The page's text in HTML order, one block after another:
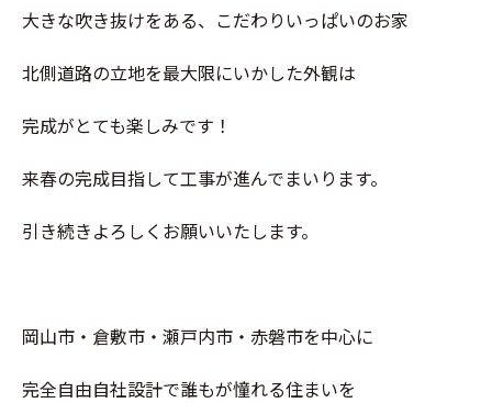
大きな吹き抜けをある、こだわりいっぱいのお家
北側道路の立地を最大限にいかした外観は
完成がとても楽しみです！
来春の完成目指して工事が進んでまいります。
引き続きよろしくお願いいたします。
岡山市・倉敷市・瀬戸内市・赤磐市を中心に
完全自由自社設計で誰もが憧れる住まいを